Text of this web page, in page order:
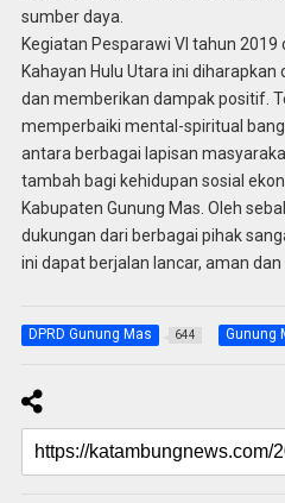
sumber daya.
Kegiatan Pesparawi VI tahun
Kahayan Hulu Utara ini
dan memberikan dampak positif.
memperbaiki mental-spiritual
antara berbagai lapisan
tambah bagi kehidupan sosial
Kabupaten Gunung Mas. Oleh
dukungan dari berbagai pihak
ini dapat berjalan lancar, aman
DPRD Gunung Mas 644 Gunung